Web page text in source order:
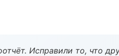
Исправили то, что